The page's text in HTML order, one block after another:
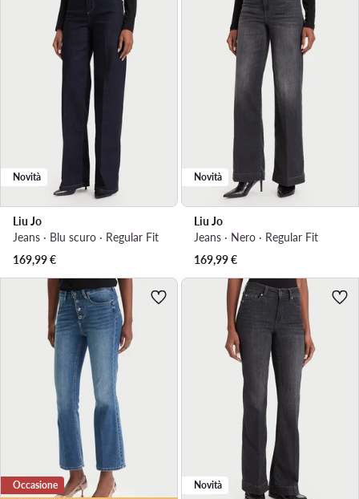
Novità
Liu Jo
Jeans · Blu scuro · Regular Fit
169,99€
Novità
Liu Jo
Jeans · Nero · Regular Fit
169,99€
Occasione Novità